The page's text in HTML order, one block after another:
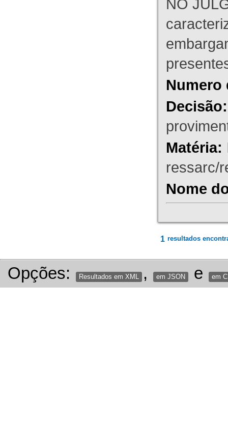
NO
Numero
Decisão:
Matéria:
ressarc/
Nome
1 resultados
Opções: Resultados em XML , em JSON e em